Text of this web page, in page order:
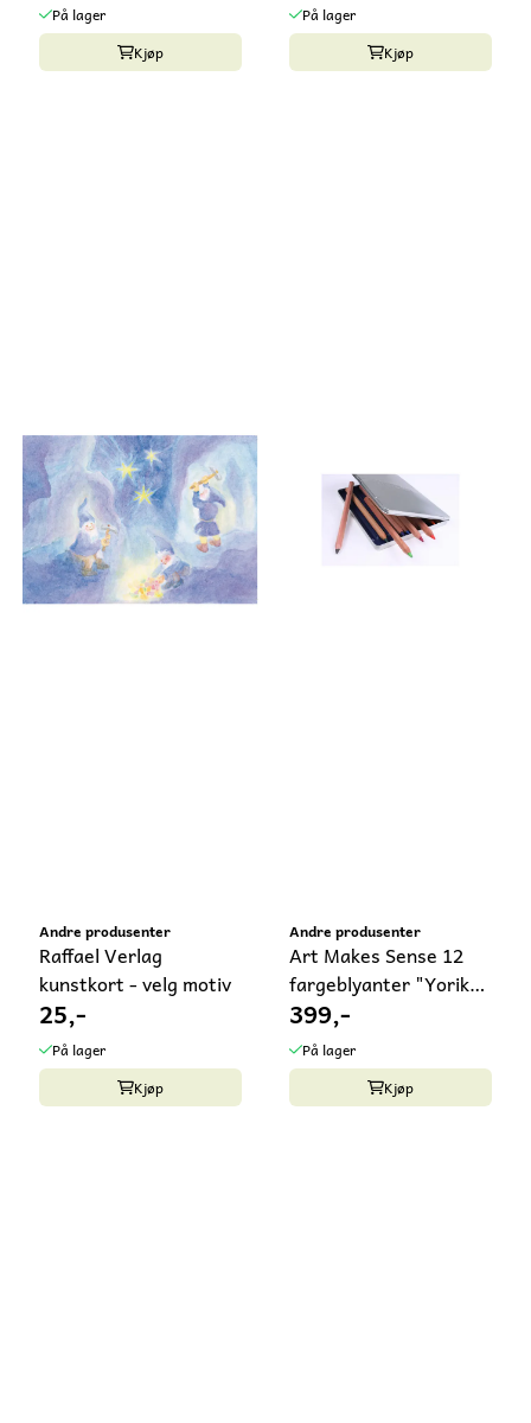
På lager
Kjøp
På lager
Kjøp
Andre produsenter
Raffael Verlag
kunstkort - velg motiv
25,-
På lager
Kjøp
Andre produsenter
Art Makes Sense 12
fargeblyanter "Yorik" i
...
399,-
På lager
Kjøp